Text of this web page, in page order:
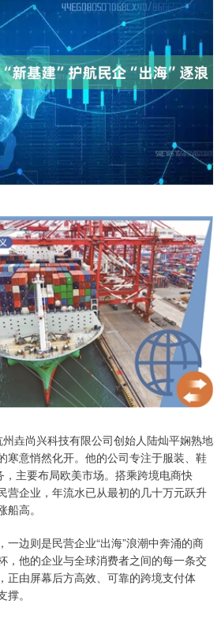
垚尚兴科技有限公司创始人陆灿平娴熟地
寒意悄然化开。他的公司专注于服装、鞋
，主要布局欧美市场。搭乘跨境电商快
营企业，年流水已从最初的几十万元跃升
高。
一边则是民营企业“出海”浪潮中奔涌的商
，他的企业与全球消费者之间的每一条交
正由屏幕后方高效、可靠的跨境支付体
。